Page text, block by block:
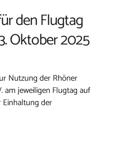
den Flugtag
Oktober 2025
Nutzung der Rhöner
am jeweiligen Flugtag auf
der